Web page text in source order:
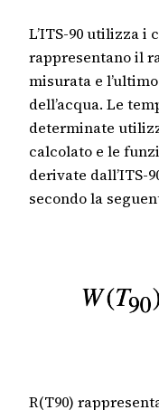
L’ITS-90 utilizza i
rappresentano il
misurata e
dell’acqua. Le
determinate
calcolato e le
derivate dall’ITS-
secondo la
R(T90)